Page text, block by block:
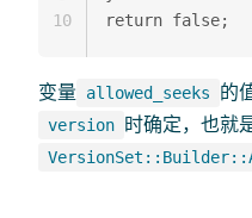
10
变量 allowed_seeks 的
version 时确定，也就